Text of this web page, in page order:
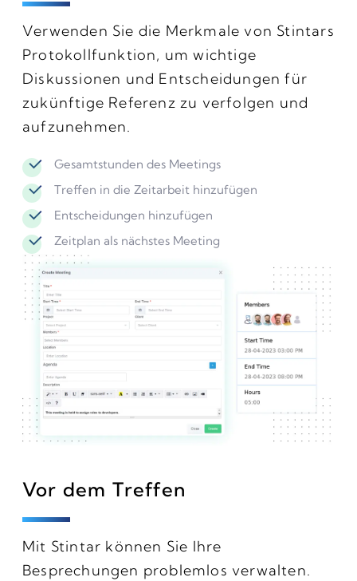
Verwenden Sie die Merkmale von Stintars
Protokollfunktion, um wichtige
Diskussionen und Entscheidungen für
zukünftige Referenz zu verfolgen und
aufzunehmen.
Gesamtstunden des Meetings
Treffen in die Zeitarbeit hinzufügen
Entscheidungen hinzufügen
Zeitplan als nächstes Meeting
Vor dem Treffen
Mit Stintar können Sie Ihre
Besprechungen problemlos verwalten.